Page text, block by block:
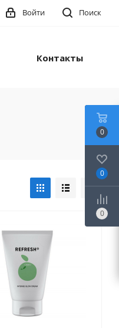
Поиск
Войти
Контакты
0
0
0